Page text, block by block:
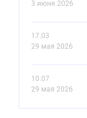
3 июня 2026
17.03
29 мая 2026
10.07
29 мая 2026